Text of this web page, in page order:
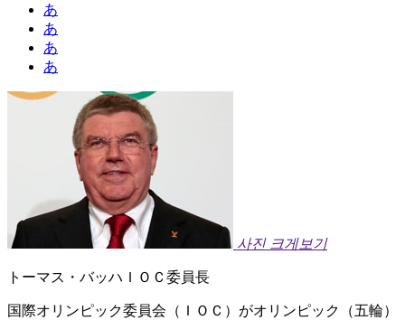
あ
あ
あ
あ
사진 크게보기
トーマス・バッハＩＯＣ委員長
国際オリンピック委員会（ＩＯＣ）がオリンピック（五輪）